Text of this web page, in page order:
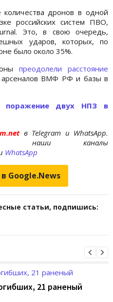
дронов в одной
российских систем ПВО,
Это, в свою очередь,
ударов, которых, по
было около 35%.
преодолели расстояние
ВМФ РФ и базы в
поражение двух НПЗ в
в Telegram и WhatsApp.
на наши каналы
WhatsApp
Google.News
статьи, подпишись:
21 раненый